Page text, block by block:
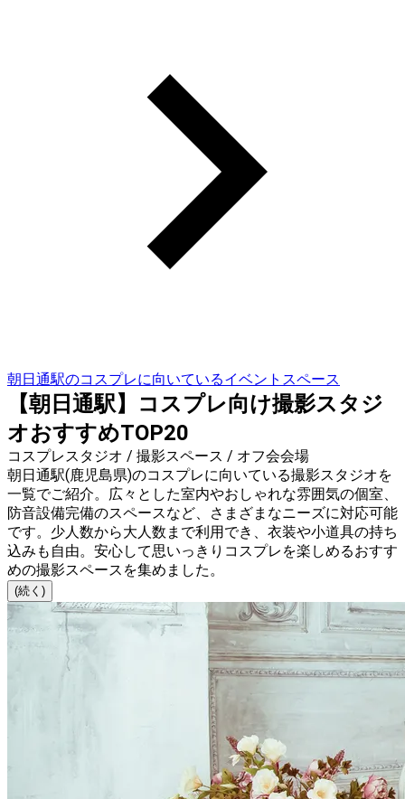
朝日通駅のコスプレに向いているイベントスペース
【朝日通駅】コスプレ向け撮影スタジ
オおすすめTOP20
コスプレスタジオ / 撮影スペース / オフ会会場
朝日通駅(鹿児島県)のコスプレに向いている撮影スタジオを
一覧でご紹介。広々とした室内やおしゃれな雰囲気の個室、
防音設備完備のスペースなど、さまざまなニーズに対応可能
です。少人数から大人数まで利用でき、衣装や小道具の持ち
込みも自由。安心して思いっきりコスプレを楽しめるおすす
めの撮影スペースを集めました。
(続く)